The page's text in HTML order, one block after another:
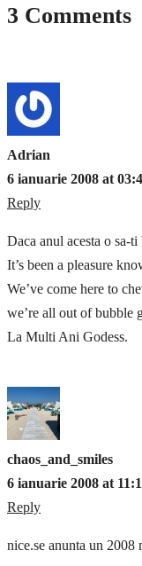
3 Comments
Adrian
6 ianuarie 2008 at
Reply
Daca anul acesta o sa-
It’s been a pleasure
We’ve come here to
we’re all out of bubble
La Multi Ani Godess.
chaos_and_smiles
6 ianuarie 2008 at
Reply
nice.se anunta un 2008